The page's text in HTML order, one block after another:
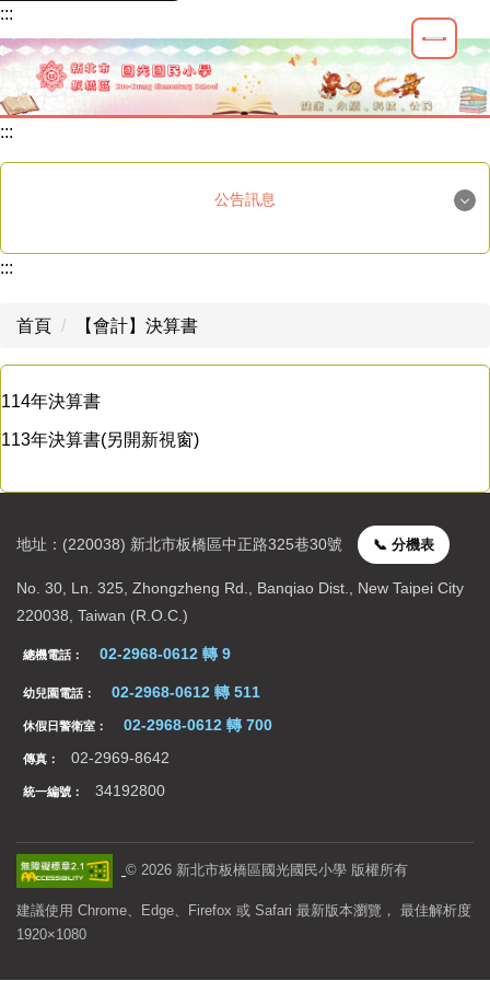
跳
到
要
內
:::
:::
公告訊息
學生活動
教師研習
新生專區
校園行事曆
:::
首頁 【會計】決算書
114年決算書
113年決算書(另開新視窗)
聯絡資訊
地址：(220038) 新北市板橋區中正路325巷30號 📞 分機表
No. 30, Ln. 325, Zhongzheng Rd., Banqiao Dist., New Taipei City
220038, Taiwan (R.O.C.)
總機電話： 02-2968-0612 轉 9
幼兒園電話： 02-2968-0612 轉 511
休假日警衛室： 02-2968-0612 轉 700
傳真： 02-2969-8642
統一編號： 34192800
© 2026 新北市板橋區國光國民小學 版權所有
建議使用 Chrome、Edge、Firefox 或 Safari 最新版本瀏覽， 最佳解析度
1920×1080